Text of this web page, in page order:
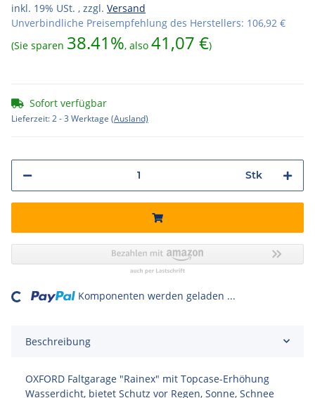
inkl. 19% USt. , zzgl. Versand
Unverbindliche Preisempfehlung des Herstellers: 106,92 €
(Sie sparen 38.41%, also 41,07 €)
Sofort verfügbar
Lieferzeit:2 - 3 Werktage (Ausland)
Stk
Komponenten werden geladen ...
Beschreibung
OXFORD Faltgarage "Rainex" mit Topcase-Erhöhung
Wasserdicht, bietet Schutz vor Regen, Sonne, Schnee